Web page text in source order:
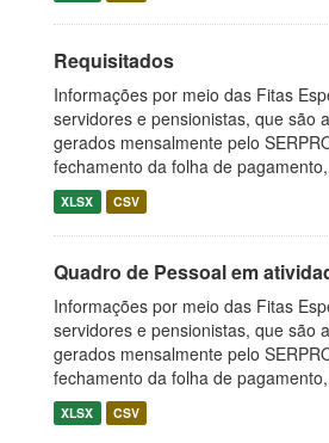
Requisitados
Informações por meio das Fitas
servidores e pensionistas, que são
gerados mensalmente pelo
fechamento da folha de
XLSX CSV
Quadro de Pessoal em
Informações por meio das Fitas
servidores e pensionistas, que são
gerados mensalmente pelo
fechamento da folha de
XLSX CSV